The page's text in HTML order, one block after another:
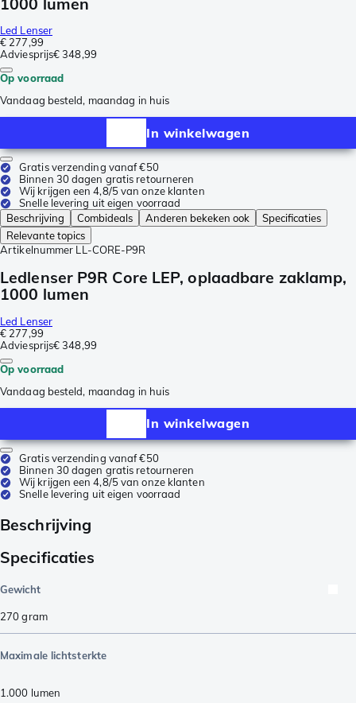
Led Lenser
€ 277,99
Adviesprijs€ 348,99
Op voorraad
Vandaag besteld, maandag in huis
In winkelwagen
Gratis verzending vanaf €50
Binnen 30 dagen gratis retourneren
Wij krijgen een 4,8/5 van onze klanten
Snelle levering uit eigen voorraad
Beschrijving
Combideals Anderen bekeken ook
Specificaties
Relevante topics
Artikelnummer LL-CORE-P9R
Ledlenser P9R Core LEP, oplaadbare zaklamp,
1000 lumen
Led Lenser
€ 277,99
Adviesprijs€ 348,99
Op voorraad
Vandaag besteld, maandag in huis
In winkelwagen
Gratis verzending vanaf €50
Binnen 30 dagen gratis retourneren
Wij krijgen een 4,8/5 van onze klanten
Snelle levering uit eigen voorraad
Beschrijving
Specificaties
Gewicht
270gram
Maximale lichtsterkte
1.000 lumen